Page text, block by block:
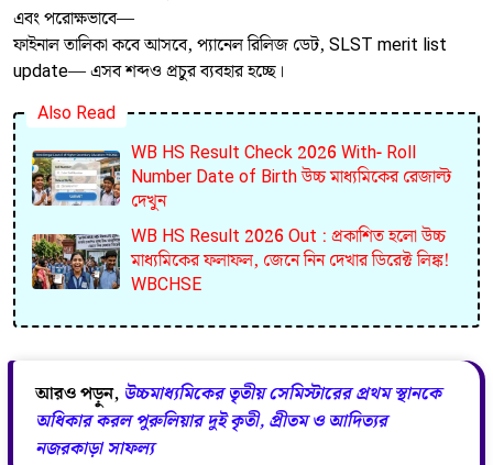
এবং পরোক্ষভাবে—
ফাইনাল তালিকা কবে আসবে, প্যানেল রিলিজ ডেট, SLST merit list
update— এসব শব্দও প্রচুর ব্যবহার হচ্ছে।
Also Read
WB HS Result Check 2026 With- Roll
Number Date of Birth উচ্চ মাধ্যমিকের রেজাল্ট
দেখুন
WB HS Result 2026 Out : প্রকাশিত হলো উচ্চ
মাধ্যমিকের ফলাফল, জেনে নিন দেখার ডিরেক্ট লিঙ্ক!
WBCHSE
আরও পড়ুন, উচ্চমাধ্যমিকের তৃতীয় সেমিস্টারের প্রথম স্থানকে
অধিকার করল পুরুলিয়ার দুই কৃতী, প্রীতম ও আদিত্যর
নজরকাড়া সাফল্য